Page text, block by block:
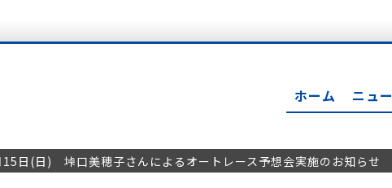
ホーム ニュ
日(日) 垰口美穂子さんによるオートレース予想会実施のお知らせ